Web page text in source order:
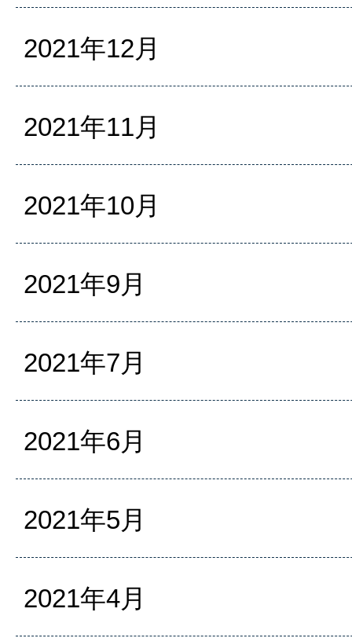
2021年12月
2021年11月
2021年10月
2021年9月
2021年7月
2021年6月
2021年5月
2021年4月